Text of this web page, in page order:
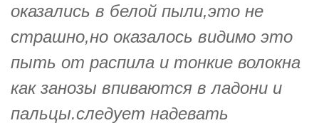
оказались в белой пыли,это не
страшно,но оказалось видимо это
пыть от распила и тонкие волокна
как занозы впиваются в ладони и
пальцы.следует надевать